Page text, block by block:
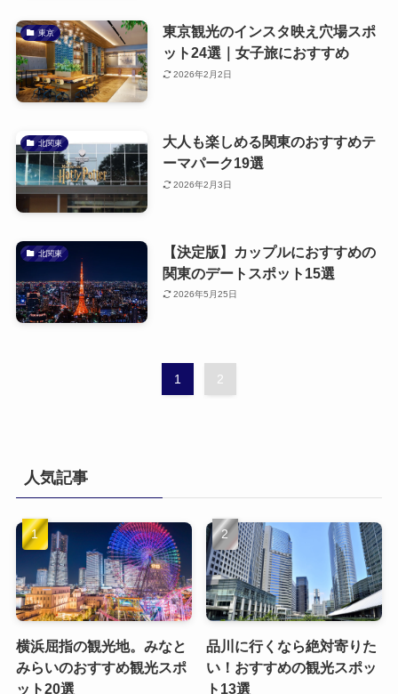
東京
東京観光のインスタ映え穴場スポ
ット24選｜女子旅におすすめ
2026年2月2日
北関東
大人も楽しめる関東のおすすめテ
ーマパーク19選
2026年2月3日
北関東
【決定版】カップルにおすすめの
関東のデートスポット15選
2026年5月25日
1 2
人気記事
横浜屈指の観光地。みなと
みらいのおすすめ観光スポ
ット20選
品川に行くなら絶対寄りた
い！おすすめの観光スポッ
ト13選